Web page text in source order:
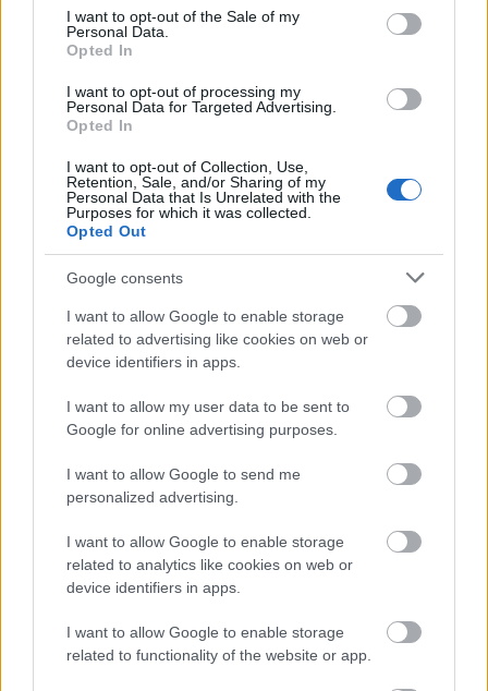
consent section.
I want to opt-out of the Sale of my
Personal Data.
Opted In
I want to opt-out of processing my
Personal Data for Targeted Advertising.
Opted In
I want to opt-out of Collection, Use,
Retention, Sale, and/or Sharing of my
Personal Data that Is Unrelated with the
Purposes for which it was collected.
Opted Out
Google consents
I want to allow Google to enable storage
related to advertising like cookies on web or
device identifiers in apps.
I want to allow my user data to be sent to
Google for online advertising purposes.
I want to allow Google to send me
personalized advertising.
I want to allow Google to enable storage
related to analytics like cookies on web or
device identifiers in apps.
I want to allow Google to enable storage
related to functionality of the website or app.
Nemsokára favázas közösségi ház épült, itt tartották
1889-ben az első bált. 1892-ben megalakult a
Kaszinó. 1905 májusától kezdve pedig 1940-ig
minden évben (kivéve az elsővilágháború éveit)
megrendezték a rózsabált (ezt a rendszerváltás után
felelevenítették). A közeli Ludovikáról pedig sok
katona járt ide a lányok miatt.